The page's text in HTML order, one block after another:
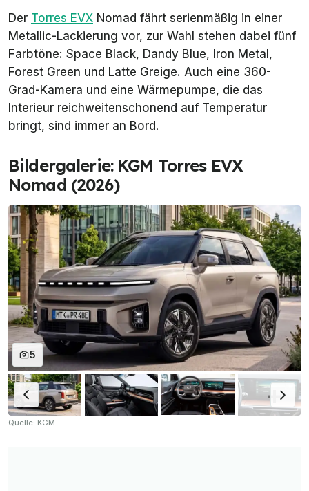
Der Torres EVX Nomad fährt serienmäßig in einer
Metallic-Lackierung vor, zur Wahl stehen dabei fünf
Farbtöne: Space Black, Dandy Blue, Iron Metal,
Forest Green und Latte Greige. Auch eine 360-
Grad-Kamera und eine Wärmepumpe, die das
Interieur reichweitenschonend auf Temperatur
bringt, sind immer an Bord.
Bildergalerie: KGM Torres EVX
Nomad (2026)
5
Quelle: KGM